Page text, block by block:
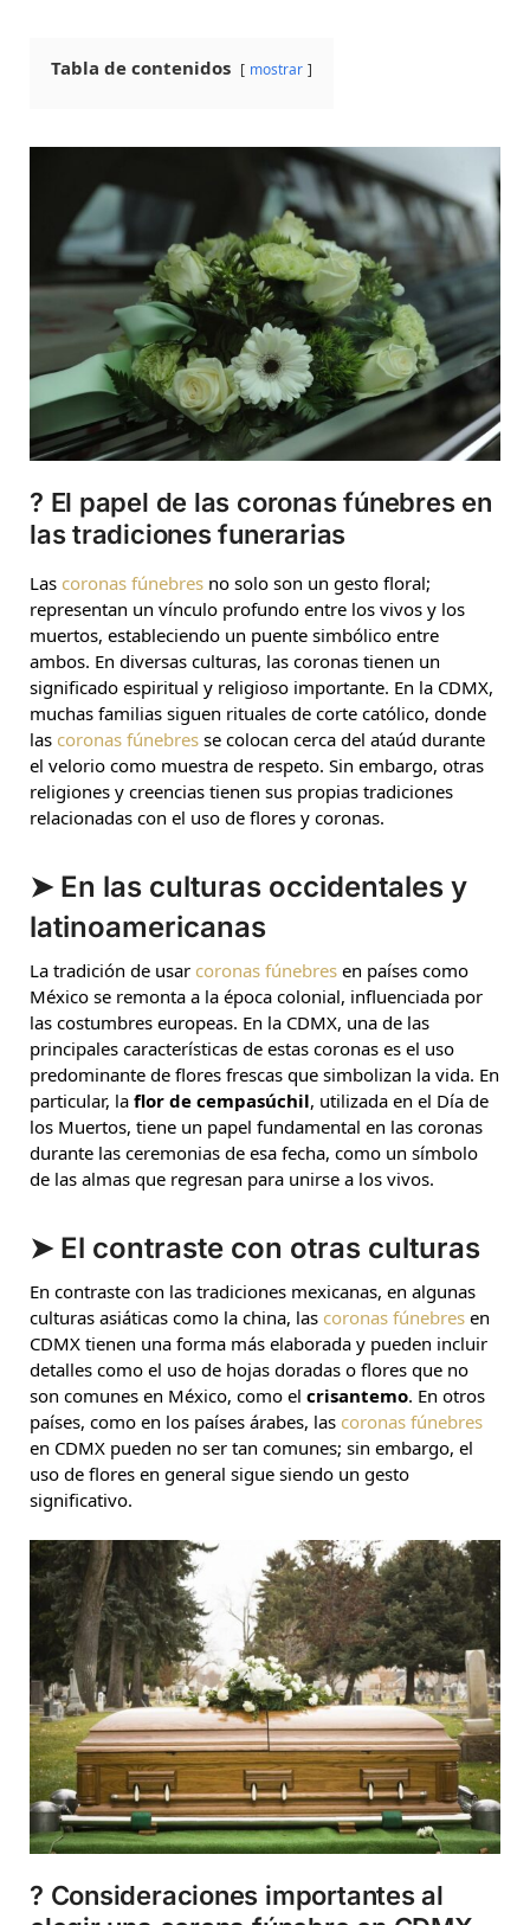
Tabla de contenidos mostrar
? El papel de las coronas fúnebres en
las tradiciones funerarias
Las coronas fúnebres no solo son un gesto floral;
representan un vínculo profundo entre los vivos y los
muertos, estableciendo un puente simbólico entre
ambos. En diversas culturas, las coronas tienen un
significado espiritual y religioso importante. En la CDMX,
muchas familias siguen rituales de corte católico, donde
las coronas fúnebres se colocan cerca del ataúd durante
el velorio como muestra de respeto. Sin embargo, otras
religiones y creencias tienen sus propias tradiciones
relacionadas con el uso de flores y coronas.
➤ En las culturas occidentales y
latinoamericanas
La tradición de usar coronas fúnebres en países como
México se remonta a la época colonial, influenciada por
las costumbres europeas. En la CDMX, una de las
principales características de estas coronas es el uso
predominante de flores frescas que simbolizan la vida. En
particular, la flor de cempasúchil, utilizada en el Día de
los Muertos, tiene un papel fundamental en las coronas
durante las ceremonias de esa fecha, como un símbolo
de las almas que regresan para unirse a los vivos.
➤ El contraste con otras culturas
En contraste con las tradiciones mexicanas, en algunas
culturas asiáticas como la china, las coronas fúnebres en
CDMX tienen una forma más elaborada y pueden incluir
detalles como el uso de hojas doradas o flores que no
son comunes en México, como el crisantemo. En otros
países, como en los países árabes, las coronas fúnebres
en CDMX pueden no ser tan comunes; sin embargo, el
uso de flores en general sigue siendo un gesto
significativo.
? Consideraciones importantes al